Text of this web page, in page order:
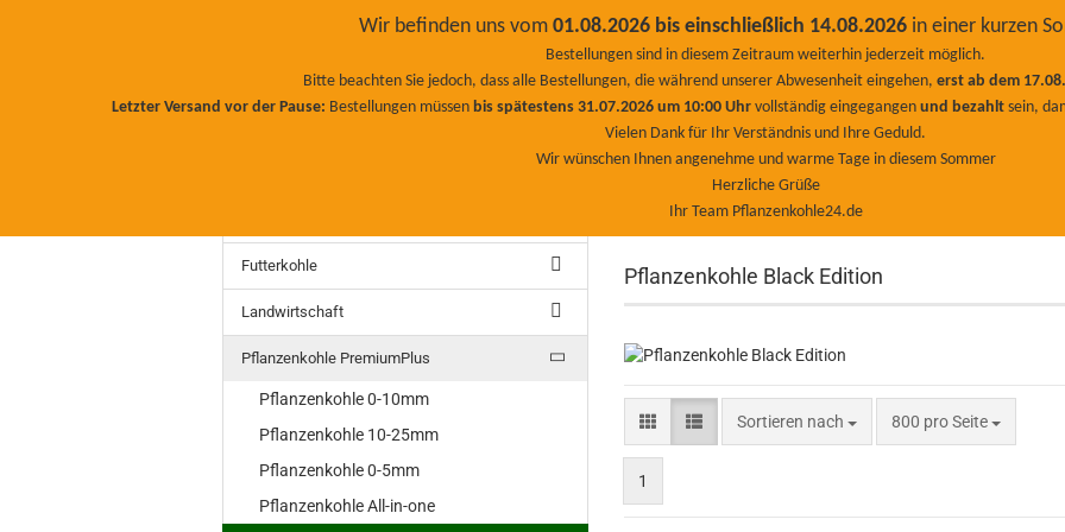
Alle
Suche...TEL: +49 (0) 2045 / 46
Whatsapp +49
Wir befinden uns vom 01.08.2026 bis einschließlich 14.08.2026 in einer kurzen
Bestellungen sind in diesem Zeitraum weiterhin jederzeit möglich.
Bitte beachten Sie jedoch, dass alle Bestellungen, die während unserer Abwesenheit eingehen, erst ab dem
Letzter Versand vor der Pause: Bestellungen müssen bis spätestens 31.07.2026 um 10:00 Uhr vollständig eingegangen und bezahlt sein,
Vielen Dank für Ihr Verständnis und Ihre Geduld.
Wir wünschen Ihnen angenehme und warme Tage in diesem Sommer
Herzliche Grüße
Ihr Team Pflanzenkohle24.de
LANDWIRTSCHAFT PFLANZENKOHLE PREMIUMPLUS SALE %
KON-TIKI EM - EFFEKTIVE MIKROORGANISMEN
Startseite » Pflanzenkohle PremiumPlus
Pflanzenkohle Black Edition
Sortieren nach
Sortieren nach 800 pro Seite
pro Seite
1
Futterkohle
Landwirtschaft
Pflanzenkohle PremiumPlus
Pflanzenkohle 0-10mm
Pflanzenkohle 10-25mm
Pflanzenkohle 0-5mm
Pflanzenkohle All-in-one